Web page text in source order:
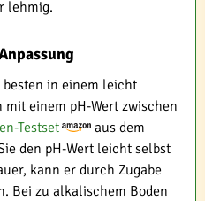
lehmig.
in einem leicht
einem pH-Wert zwischen
Testset
aus dem
den pH-Wert leicht selbst
kann er durch Zugabe
Bei zu alkalischem Boden